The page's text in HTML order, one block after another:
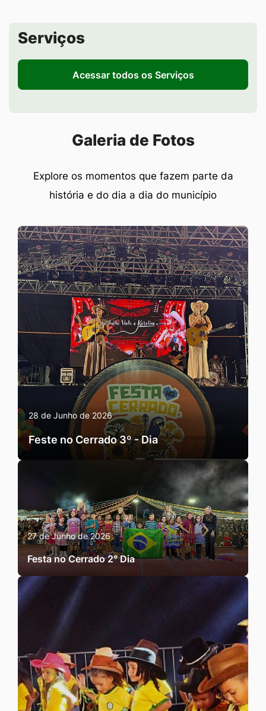
Seção de Serviços
Serviços
Acessar todos os Serviços
Seção Galeria de Fotos
Galeria de Fotos
Explore os momentos que fazem parte da
história e do dia a dia do município
28 de Junho de 2026
Feste no Cerrado 3º - Dia
27 de Junho de 2026
Festa no Cerrado 2° Dia